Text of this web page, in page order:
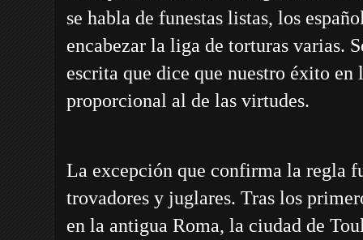
se habla de funestas listas, los
encabezar la liga de torturas varias.
escrita que dice que nuestro éxito en
proporcional al de las virtudes.
La excepción que confirma la regla
trovadores y juglares. Tras los
en la antigua Roma, la ciudad de